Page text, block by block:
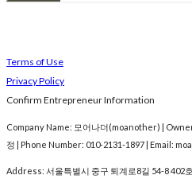
Terms of Use
Privacy Policy
Confirm Entrepreneur Information
Company Name: 모어나더(moanother) |
정 | Phone Number: 010-2131-1897 | Email:
Address: 서울특별시 중구 퇴계로8길 54-8